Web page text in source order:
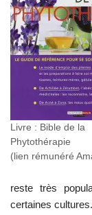
Livre : Bible de la
Phytothérapie
(lien rémunéré
reste très
certaines cultures.